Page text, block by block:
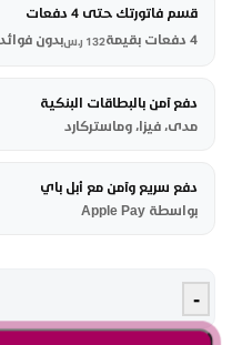
قسم فاتورتك حتى 4 دفعات
4 دفعات بقيمة
132 ر.سبدون فوائد
دفع آمن بالبطاقات البنكية
مدى، فيزا، وماستركارد
دفع سريع وآمن مع أبل باي
بواسطة Apple Pay
-